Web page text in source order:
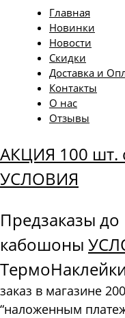
Главная
Новинки
Новости
Скидки
Доставка и
Контакты
О нас
Отзывы
АКЦИЯ 100 шт.
УСЛОВИЯ
Предзаказы до
кабошоны
заказ в магазине
“наложенным